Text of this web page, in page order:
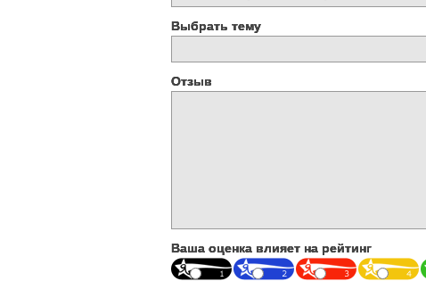
Выбрать тему
Отзыв
Ваша оценка влияет на рейтинг